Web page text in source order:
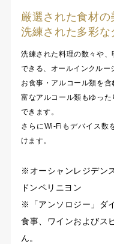
厳選された食材の
洗練された多彩な
洗練された料理の数々や
できる、オールインクルー
お食事・アルコール類を
富なアルコール類もゆっ
できます。
さらにWi-Fiもデバイス数
けます。
※オーシャンレジデン
ドンペリニヨン
※「アンソロジー」ダ
食事、ワインおよびス
ん。